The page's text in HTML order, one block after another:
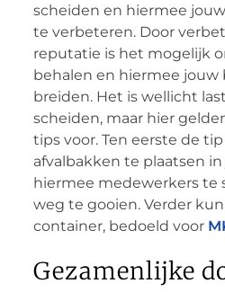
scheiden en hiermee
te verbeteren. Door
reputatie is het mogelijk
behalen en hiermee jouw
breiden. Het is wellicht
scheiden, maar hier
tips voor. Ten eerste de
afvalbakken te plaatsen
hiermee medewerkers te
weg te gooien. Verder
container, bedoeld voor
Gezamenlijke